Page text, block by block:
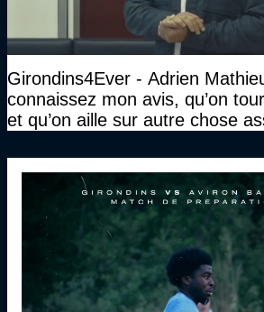
Girondins4Ever - Adrien
connaissez mon avis, qu’on
et qu’on aille sur autre chose